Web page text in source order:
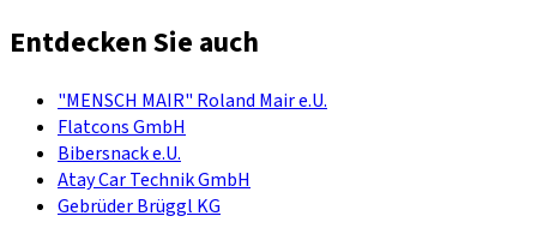
Entdecken Sie auch
"MENSCH MAIR" Roland Mair e.U.
Flatcons GmbH
Bibersnack e.U.
Atay Car Technik GmbH
Gebrüder Brüggl KG